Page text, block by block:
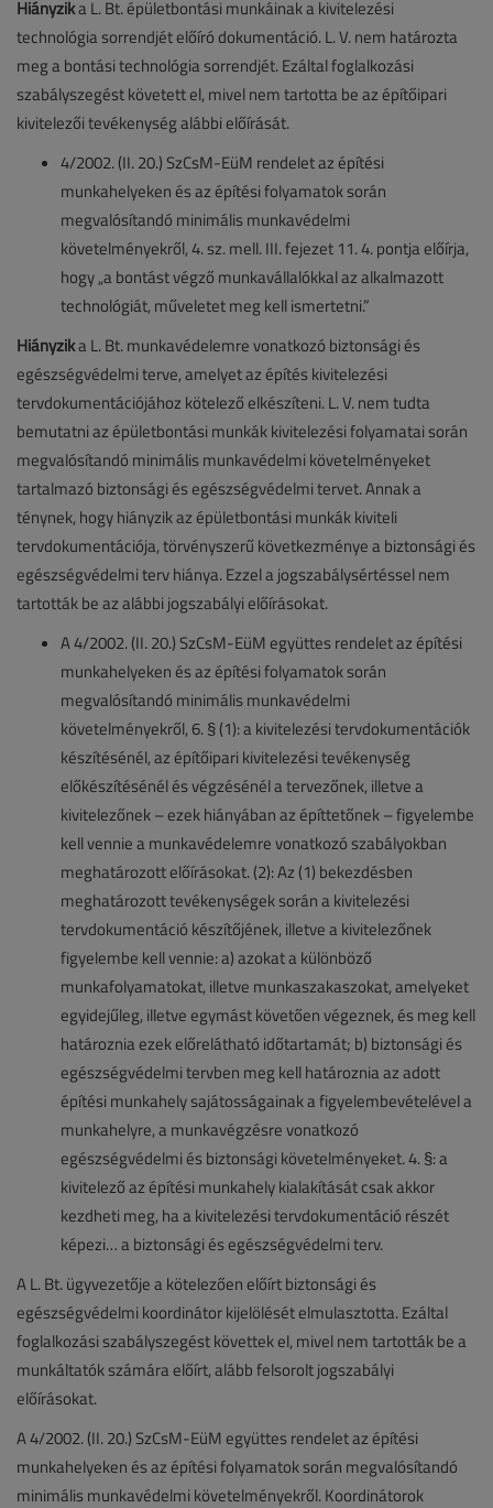
Hiányzika L. Bt. épületbontási munkáinak a kivitelezési
technológia sorrendjét előíró dokumentáció. L. V. nem határozta
meg a bontási technológia sorrendjét. Ezáltal foglalkozási
szabályszegést követett el, mivel nem tartotta be az építőipari
kivitelezői tevékenység alábbi előírását.
4/2002. (II. 20.) SzCsM-EüM rendelet az építési
munkahelyeken és az építési folyamatok során
megvalósítandó minimális munkavédelmi
követelményekről, 4. sz. mell. III. fejezet 11. 4. pontja előírja,
hogy „a bontást végző munkavállalókkal az alkalmazott
technológiát, műveletet meg kell ismertetni.”
Hiányzika L. Bt. munkavédelemre vonatkozó biztonsági és
egészségvédelmi terve, amelyet az építés kivitelezési
tervdokumentációjához kötelező elkészíteni. L. V. nem tudta
bemutatni az épületbontási munkák kivitelezési folyamatai során
megvalósítandó minimális munkavédelmi követelményeket
tartalmazó biztonsági és egészségvédelmi tervet. Annak a
ténynek, hogy hiányzik az épületbontási munkák kiviteli
tervdokumentációja, törvényszerű következménye a biztonsági és
egészségvédelmi terv hiánya. Ezzel a jogszabálysértéssel nem
tartották be az alábbi jogszabályi előírásokat.
A 4/2002. (II. 20.) SzCsM-EüM együttes rendelet az építési
munkahelyeken és az építési folyamatok során
megvalósítandó minimális munkavédelmi
követelményekről, 6. § (1): a kivitelezési tervdokumentációk
készítésénél, az építőipari kivitelezési tevékenység
előkészítésénél és végzésénél a tervezőnek, illetve a
kivitelezőnek – ezek hiányában az építtetőnek – figyelembe
kell vennie a munkavédelemre vonatkozó szabályokban
meghatározott előírásokat. (2): Az (1) bekezdésben
meghatározott tevékenységek során a kivitelezési
tervdokumentáció készítőjének, illetve a kivitelezőnek
figyelembe kell vennie: a) azokat a különböző
munkafolyamatokat, illetve munkaszakaszokat, amelyeket
egyidejűleg, illetve egymást követően végeznek, és meg kell
határoznia ezek előrelátható időtartamát; b) biztonsági és
egészségvédelmi tervben meg kell határoznia az adott
építési munkahely sajátosságainak a figyelembevételével a
munkahelyre, a munkavégzésre vonatkozó
egészségvédelmi és biztonsági követelményeket. 4. §: a
kivitelező az építési munkahely kialakítását csak akkor
kezdheti meg, ha a kivitelezési tervdokumentáció részét
képezi… a biztonsági és egészségvédelmi terv.
A L. Bt. ügyvezetője a kötelezően előírt biztonsági és
egészségvédelmi koordinátor kijelölését elmulasztotta. Ezáltal
foglalkozási szabályszegést követtek el, mivel nem tartották be a
munkáltatók számára előírt, alább felsorolt jogszabályi
előírásokat.
A 4/2002. (II. 20.) SzCsM-EüM együttes rendelet az építési
munkahelyeken és az építési folyamatok során megvalósítandó
minimális munkavédelmi követelményekről. Koordinátorok